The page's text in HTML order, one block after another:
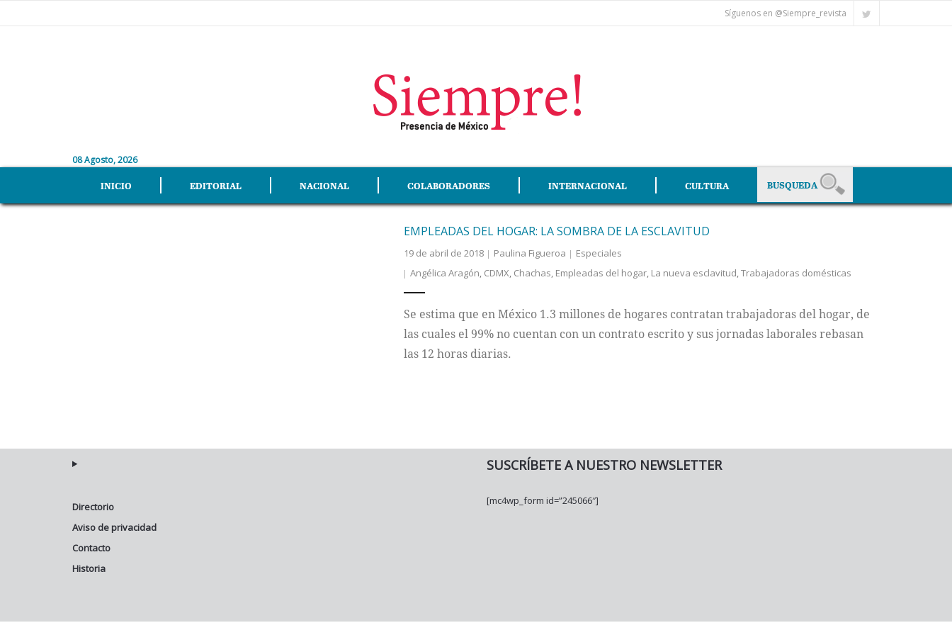
Síguenos en @Siempre_revista
08 Agosto, 2026
INICIO EDITORIAL NACIONAL COLABORADORES INTERNACIONAL CULTURA
EMPLEADAS DEL HOGAR: LA SOMBRA DE LA ESCLAVITUD
19 de abril de 2018 Paulina Figueroa
Especiales
Angélica Aragón, CDMX, Chachas, Empleadas del hogar, La nueva esclavitud,Trabajadoras domésticas
Se estima que en México 1.3 millones de hogares contratan trabajadoras del hogar, de
las cuales el 99% no cuentan con un contrato escrito y sus jornadas laborales rebasan
las 12 horas diarias.
Directorio
Aviso de privacidad
Contacto
Historia
SUSCRÍBETE A NUESTRO NEWSLETTER
[mc4wp_form id=”245066″]